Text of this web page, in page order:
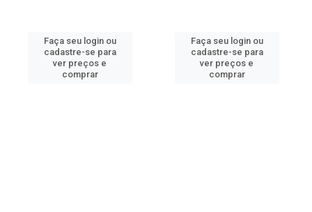
Faça seu login ou
cadastre-se para
ver preços e
comprar
Faça seu login ou
cadastre-se para
ver preços e
comprar